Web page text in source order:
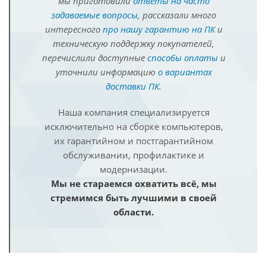
задаваемые вопросы, рассказали много
интересного про нашу гарантию на ПКи
техническую поддержку покупателей,
перечислили доступные способы оплатыи
уточнили информацию о вариантах
доставки ПК.
Наша компания специализируется
исключительно на сборке компьютеров,
их гарантийном и постгарантийном
обслуживании, профилактике и
модернизации.
Мы не стараемся охватить всё, мы
стремимся быть лучшими в своей
области.